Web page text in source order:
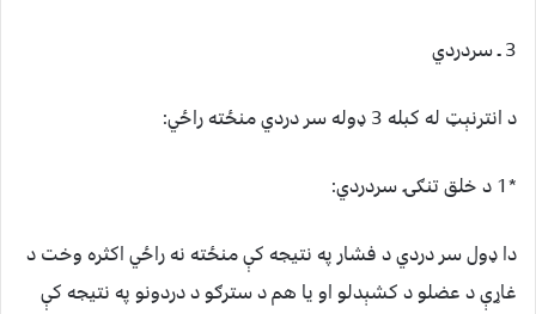
3 ـ سردردي
د انترنېټ له کبله 3 ډوله سر دردي منځته راځي:
*1 د خلق تنګۍ سردردي:
دا ډول سر دردي د فشار په نتيجه کې منځته نه راځي اکثره وخت د
غاړې د عضلو د کشېدلو او يا هم د سترګو د دردونو په نتيجه کې